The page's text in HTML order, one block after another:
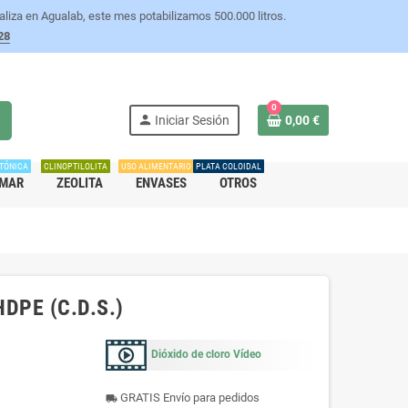
en Agualab, este mes potabilizamos 500.000 litros.
person Iniciar Sesión
0
0,00 €
ZEOLITA
CLINOPTILOLITA
ENVASES
USO ALIMENTARIO
OTROS
PLATA COLOIDAL
(C.D.S.)
Dióxido de cloro Vídeo
local_shippingGRATIS Envío para pedidos